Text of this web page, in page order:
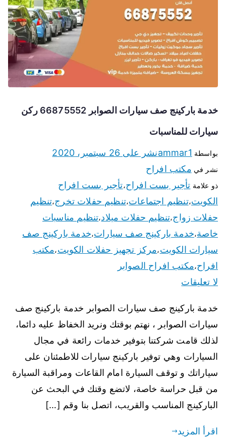
خدمة باركينج صف سيارات الصوابر 66875552 ركن
سيارات للمناسبات
بواسطة ammar1نشر على 26 سبتمبر، 2020
نشر في مكتب افراح
ذو علامة تأجير بست افراح،تأجير بست افراح
الكويت،تنظيم اجتماعات،تنظيم حفلات تخرج،تنظيم
حفلات زواج،تنظيم حفلات ميلاد،تنظيم مناسبات
خاصة،خدمة باركينج صف سيارات،خدمة باركينج صف
سيارات الكويت،مركز تجهيز حفلات الكويت،مكتب
افراح،مكتب افراح الصوابر
لا تعليقات
خدمة باركينج صف سيارات الصوابر خدمة باركينج صف
سيارات الصوابر ، نهتم بوقتك ونريد الخفاظ عليه دائما،
لذلك قامت شركتنا بتوفير خدمات رائعة في مجال
السيارات وهي توفير باركينج سيارات للاطمئنان على
سياراتك و توقف السيارة امام القاعات ومراقبة السيارة
من قبل حراسة خاصة، لاتضع وقتك في البحث عن
الباركينج المناسب والقريب، اتصل بنا وقم […]
اقرأ المزيد